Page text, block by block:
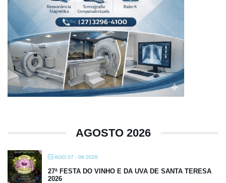
AGOSTO 2026
AGO 07 - 09 2026
27ª FESTA DO VINHO E DA UVA DE SANTA TERESA
2026